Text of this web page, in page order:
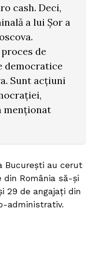
cash. Deci,
a lui Șor a
de
democratice
Sunt acțiuni
menționat
București au cerut
din România să-și
29 de angajați din
administrativ.